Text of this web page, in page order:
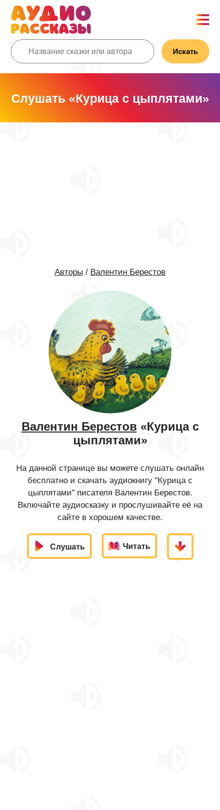
Искать
Слушать «Курица с цыплятами»
Авторы / Валентин Берестов
Валентин Берестов «Курица с
цыплятами»
На данной странице вы можете слушать онлайн
бесплатно и скачать аудиокнигу "Курица с
цыплятами" писателя Валентин Берестов.
Включайте аудиосказку и прослушивайте её на
сайте в хорошем качестве.
Слушать Читать